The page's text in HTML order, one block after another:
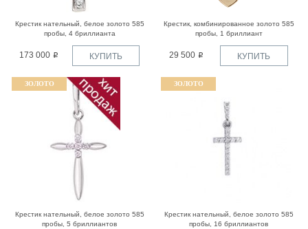
Крестик нательный, белое золото 585
пробы, 4 бриллианта
173 000 КУПИТЬ
Крестик, комбинированное золото 585
пробы, 1 бриллиант
29 500 КУПИТЬ
ЗОЛОТО
Крестик нательный, белое золото 585
пробы, 5 бриллиантов
ЗОЛОТО
Крестик нательный, белое золото 585
пробы, 16 бриллиантов